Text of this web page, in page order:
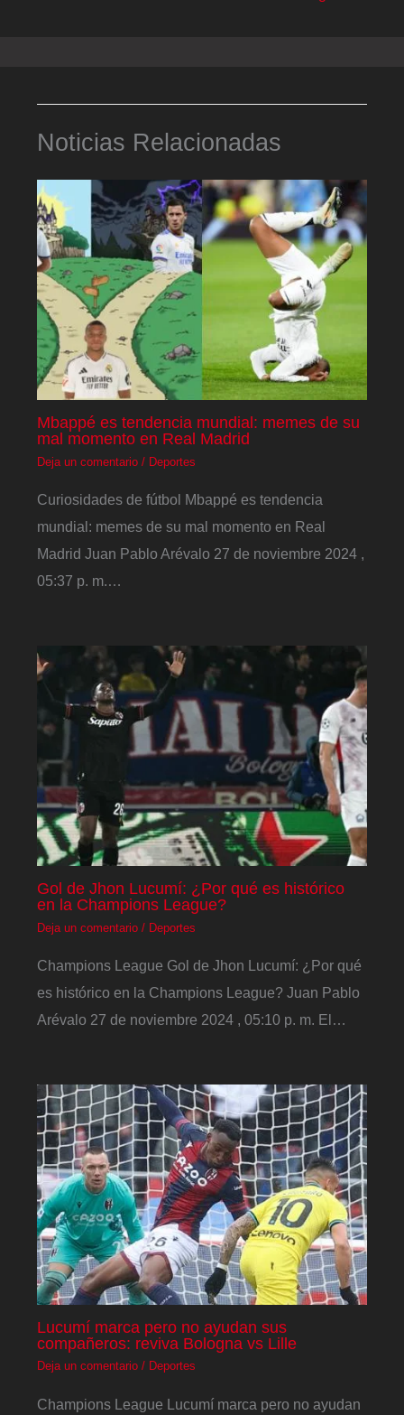
Noticias Relacionadas
Mbappé es tendencia mundial: memes de su
mal momento en Real Madrid
Deja un comentario / Deportes
Curiosidades de fútbol Mbappé es tendencia
mundial: memes de su mal momento en Real
Madrid Juan Pablo Arévalo 27 de noviembre 2024 ,
05:37 p. m.…
Gol de Jhon Lucumí: ¿Por qué es histórico
en la Champions League?
Deja un comentario / Deportes
Champions League Gol de Jhon Lucumí: ¿Por qué
es histórico en la Champions League? Juan Pablo
Arévalo 27 de noviembre 2024 , 05:10 p. m. El…
Lucumí marca pero no ayudan sus
compañeros: reviva Bologna vs Lille
Deja un comentario / Deportes
Champions League Lucumí marca pero no ayudan